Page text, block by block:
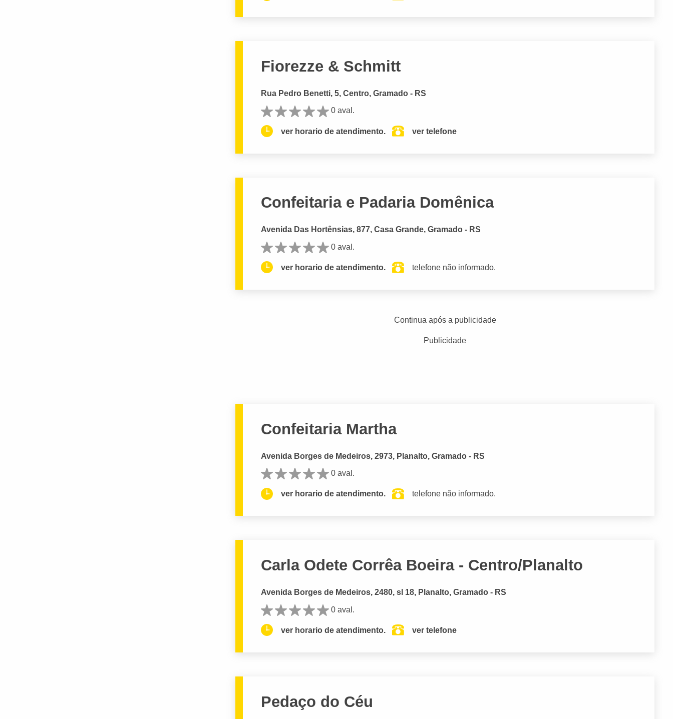
Fiorezze & Schmitt
Rua Pedro Benetti, 5, Centro, Gramado - RS
0 aval.
ver horario de atendimento. ver telefone
Confeitaria e Padaria Domênica
Avenida Das Hortênsias, 877, Casa Grande, Gramado - RS
0 aval.
ver horario de atendimento. telefone não informado.
Continua após a publicidade
Publicidade
Confeitaria Martha
Avenida Borges de Medeiros, 2973, Planalto, Gramado - RS
0 aval.
ver horario de atendimento. telefone não informado.
Carla Odete Corrêa Boeira - Centro/Planalto
Avenida Borges de Medeiros, 2480, sl 18, Planalto, Gramado - RS
0 aval.
ver horario de atendimento. ver telefone
Pedaço do Céu